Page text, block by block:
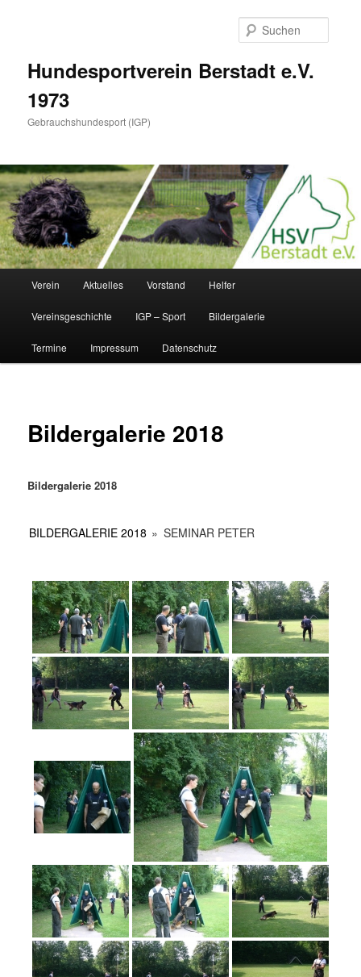
Hundesportverein Berstadt e.V.
1973
Gebrauchshundesport (IGP)
Verein Aktuelles Vorstand Helfer
Vereinsgeschichte IGP – Sport Bildergalerie
Termine Impressum Datenschutz
Bildergalerie 2018
Bildergalerie 2018
BILDERGALERIE 2018 » SEMINAR PETER